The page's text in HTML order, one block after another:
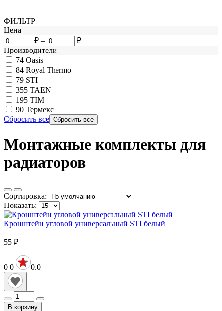
ФИЛЬТР
Цена
₽ –
₽
Производители
74 Oasis
84 Royal Thermo
79 STI
355 TAEN
195 TIM
90 Термекс
Сбросить все
Монтажные комплекты для
радиаторов
Сортировка:
Показать:
Кронштейн угловой универсальный STI белый
55 ₽
0 0 0.0
В корзину